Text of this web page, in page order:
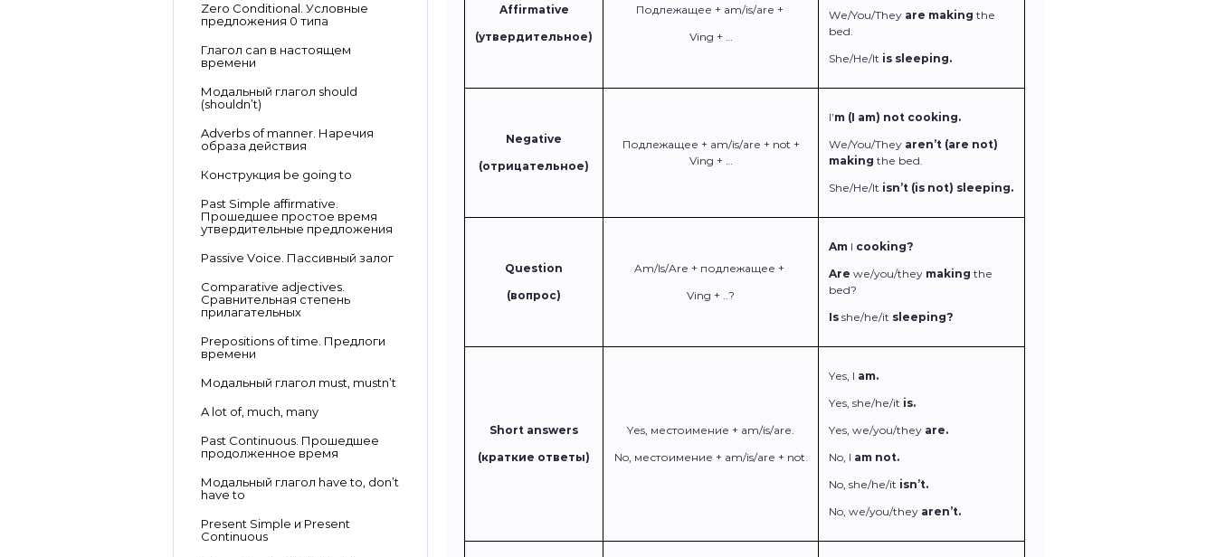
Zero Conditional. Условные
предложения 0 типа
Глагол can в настоящем
времени
Модальный глагол should
(shouldn’t)
Adverbs of manner. Наречия
образа действия
Конструкция be going to
Past Simple affirmative.
Прошедшее простое время
утвердительные предложения
Passive Voice. Пассивный залог
Comparative adjectives.
Сравнительная степень
прилагательных
Prepositions of time. Предлоги
времени
Модальный глагол must, mustn’t
A lot of, much, many
Past Continuous. Прошедшее
продолженное время
Модальный глагол have to, don’t
have to
Present Simple и Present
Continuous
Affirmative
(утвердительное)
Подлежащее + am/is/are +
Ving + …
We/You/They are making the
bed.
She/He/It is sleeping.
Negative
(отрицательное)
Подлежащее + am/is/are + not +
Ving + …
I’m (I am) not cooking.
We/You/They aren’t (are not)
making the bed.
She/He/It isn’t (is not) sleeping.
Question
(вопрос)
Am/Is/Are + подлежащее +
Ving + ..?
Am I cooking?
Are we/you/they making the
bed?
Is she/he/it sleeping?
Short answers
(краткие ответы)
Yes, местоимение + am/is/are.
No, местоимение + am/is/are + not.
Yes, I am.
Yes, she/he/it is.
Yes, we/you/they are.
No, I am not.
No, she/he/it isn’t.
No, we/you/they aren’t.